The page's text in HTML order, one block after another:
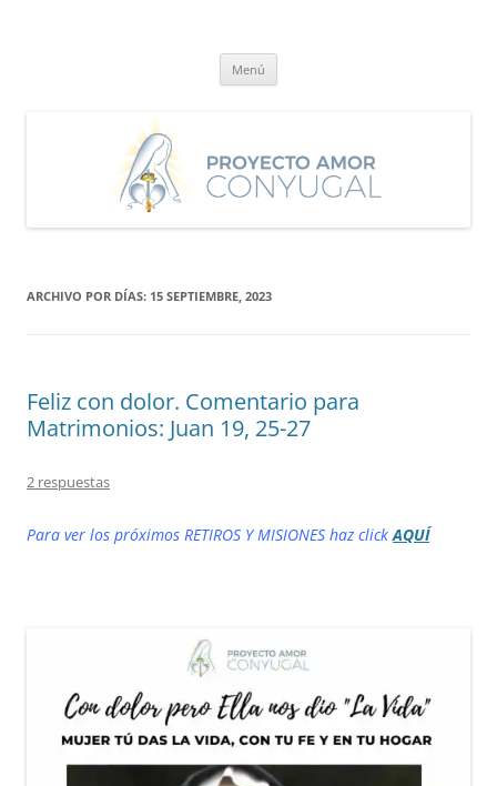
Menú
ARCHIVO POR DÍAS: 15 SEPTIEMBRE, 2023
Feliz con dolor. Comentario para
Matrimonios: Juan 19, 25-27
2 respuestas
Para ver los próximos RETIROS Y MISIONES haz clickAQUÍ